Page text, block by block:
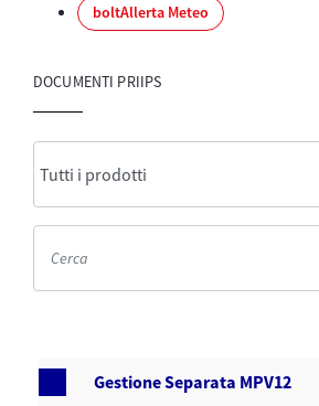
boltAllerta Meteo
DOCUMENTI PRIIPS
Gestione Separata MPV12